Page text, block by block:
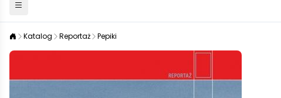
Katalog Reportaż Pepiki